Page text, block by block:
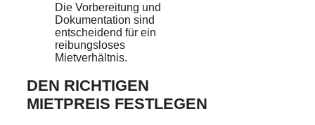
Die Vorbereitung und
Dokumentation sind
entscheidend für ein
reibungsloses
Mietverhältnis.
DEN RICHTIGEN
MIETPREIS FESTLEGEN